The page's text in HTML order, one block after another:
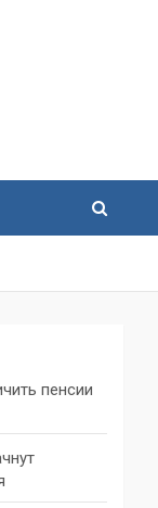
пенсии